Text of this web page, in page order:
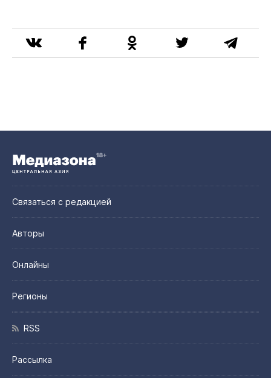
Связаться с редакцией
Авторы
Онлайны
Регионы
RSS
Рассылка